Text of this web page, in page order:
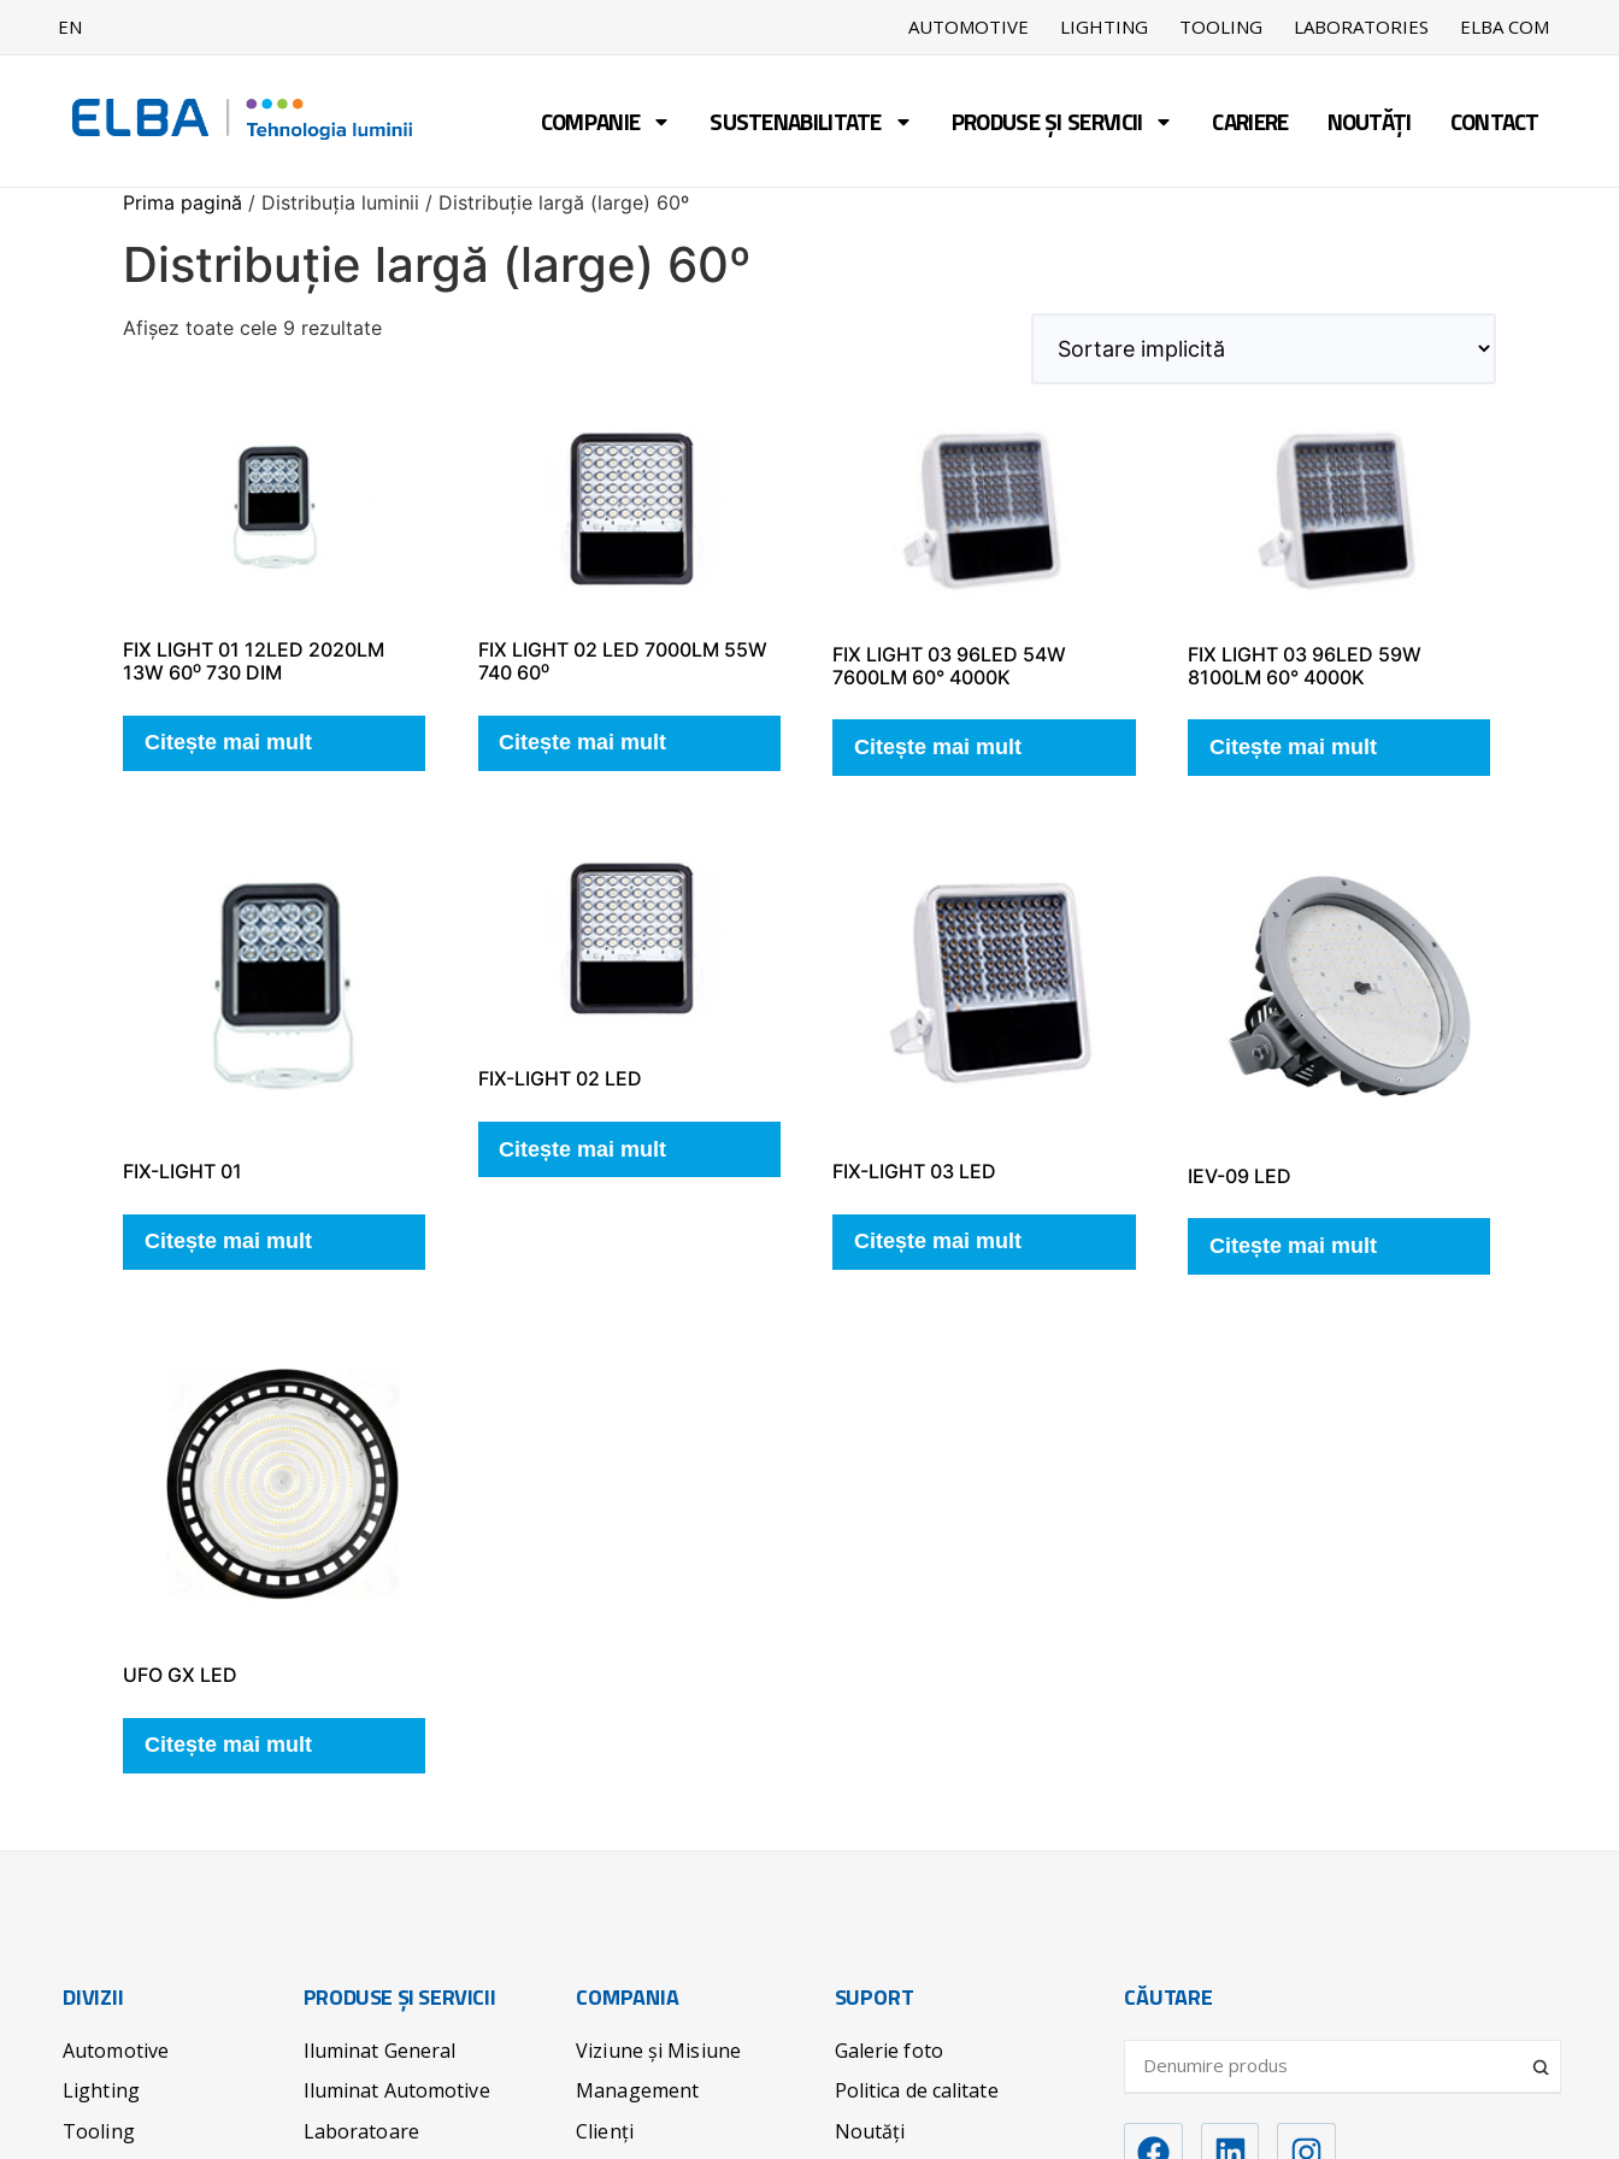
EN AUTOMOTIVE LIGHTING TOOLING LABORATORIES ELBA COM
COMPANIE SUSTENABILITATE PRODUSE ȘI SERVICII CARIERE NOUTĂȚI CONTACT
Prima pagină / Distribuția luminii / Distribuție largă (large) 60º
Distribuție largă (large) 60º
Afișez toate cele 9 rezultate
FIX LIGHT 01 12LED 2020LM
13W 60⁰ 730 DIM
Citește mai mult
FIX LIGHT 02 LED 7000LM 55W
740 60⁰
Citește mai mult
FIX LIGHT 03 96LED 54W
7600LM 60° 4000K
Citește mai mult
FIX LIGHT 03 96LED 59W
8100LM 60° 4000K
Citește mai mult
FIX-LIGHT 01
Citește mai mult
FIX-LIGHT 02 LED
Citește mai mult
FIX-LIGHT 03 LED
Citește mai mult
IEV-09 LED
Citește mai mult
UFO GX LED
Citește mai mult
DIVIZII
Automotive
Lighting
Tooling
PRODUSE ȘI SERVICII
Iluminat General
Iluminat Automotive
Laboratoare
COMPANIA
Viziune și Misiune
Management
Clienți
SUPORT
Galerie foto
Politica de calitate
Noutăți
CĂUTARE